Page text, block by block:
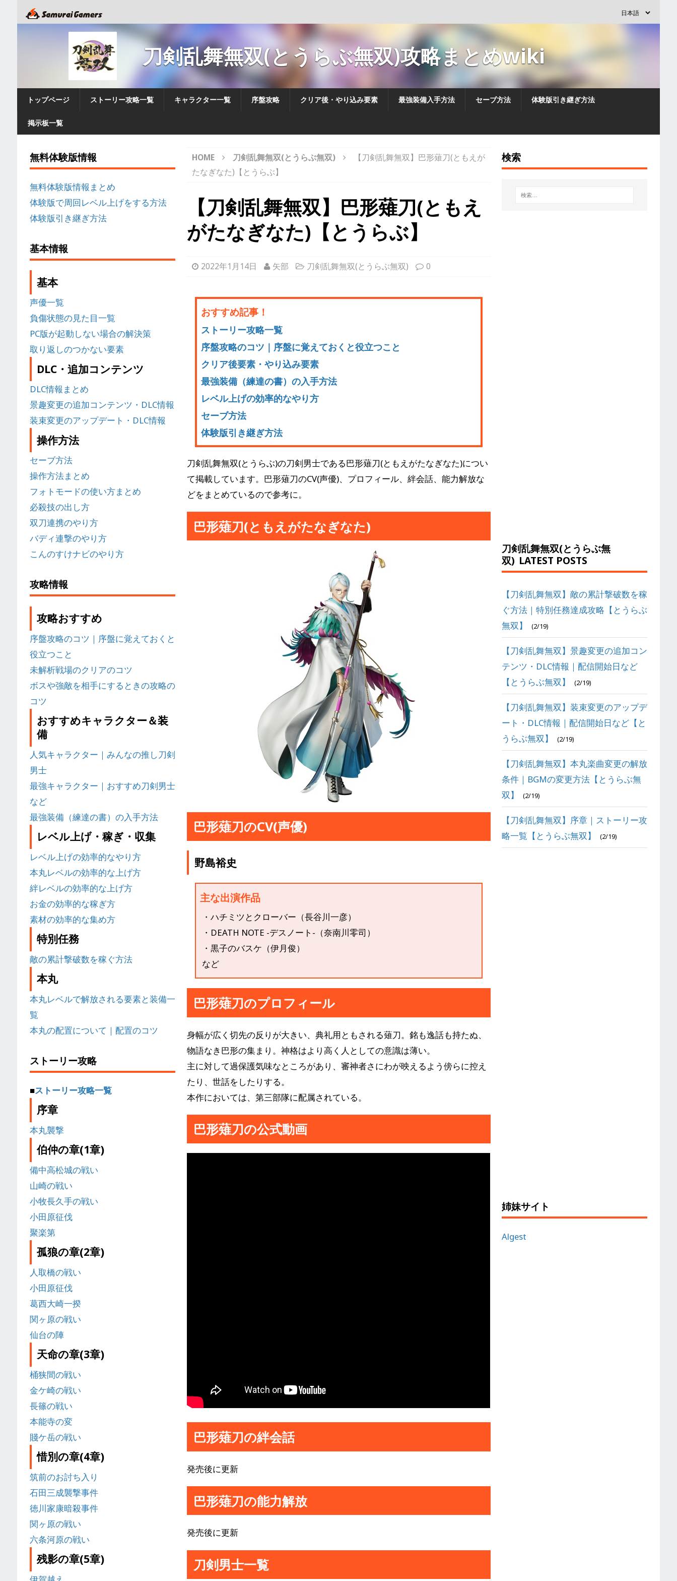
刀剣乱舞無双(とうらぶ無双)攻略まとめwiki
トップページ ストーリー攻略一覧 キャラクター一覧 序盤攻略 クリア後・やり込み要素 最強装備入手方法 セーブ方法 体験版引き継ぎ方法
掲示板一覧
HOME 刀剣乱舞無双(とうらぶ無双)
【刀剣乱舞無双】巴形薙刀(ともえが
たなぎなた)【とうらぶ】
【刀剣乱舞無双】巴形薙刀(ともえ
がたなぎなた)【とうらぶ】
2022年1月14日 矢部 刀剣乱舞無双(とうらぶ無双) 0
おすすめ記事！
ストーリー攻略一覧
序盤攻略のコツ｜序盤に覚えておくと役立つこと
クリア後要素・やり込み要素
最強装備（練達の書）の入手方法
レベル上げの効率的なやり方
セーブ方法
体験版引き継ぎ方法
刀剣乱舞無双(とうらぶ)の刀剣男士である巴形薙刀(ともえがたなぎなた)につい
て掲載しています。巴形薙刀のCV(声優)、プロフィール、絆会話、能力解放な
どをまとめているので参考に。
巴形薙刀(ともえがたなぎなた)
巴形薙刀のCV(声優)
野島裕史
主な出演作品
・ハチミツとクローバー（長谷川一彦）
・DEATH NOTE -デスノート-（奈南川零司）
・黒子のバスケ（伊月俊）
など
巴形薙刀のプロフィール
身幅が広く切先の反りが大きい、典礼用ともされる薙刀。銘も逸話も持たぬ、
物語なき巴形の集まり。神格はより高く人としての意識は薄い。
主に対して過保護気味なところがあり、審神者さにわが映えるよう傍らに控え
たり、世話をしたりする。
本作においては、第三部隊に配属されている。
巴形薙刀の公式動画
巴形薙刀の絆会話
発売後に更新
巴形薙刀の能力解放
発売後に更新
刀剣男士一覧
無料体験版情報
無料体験版情報まとめ
体験版で周回レベル上げをする方法
体験版引き継ぎ方法
基本情報
基本
声優一覧
負傷状態の見た目一覧
PC版が起動しない場合の解決策
取り返しのつかない要素
DLC・追加コンテンツ
DLC情報まとめ
景趣変更の追加コンテンツ・DLC情報
装束変更のアップデート・DLC情報
操作方法
セーブ方法
操作方法まとめ
フォトモードの使い方まとめ
必殺技の出し方
双刀連携のやり方
バディ連撃のやり方
こんのすけナビのやり方
攻略情報
攻略おすすめ
序盤攻略のコツ｜序盤に覚えておくと
役立つこと
未解析戦場のクリアのコツ
ボスや強敵を相手にするときの攻略の
コツ
おすすめキャラクター＆装
備
人気キャラクター｜みんなの推し刀剣
男士
最強キャラクター｜おすすめ刀剣男士
など
最強装備（練達の書）の入手方法
レベル上げ・稼ぎ・収集
レベル上げの効率的なやり方
本丸レベルの効率的な上げ方
絆レベルの効率的な上げ方
お金の効率的な稼ぎ方
素材の効率的な集め方
特別任務
敵の累計撃破数を稼ぐ方法
本丸
本丸レベルで解放される要素と装備一
覧
本丸の配置について｜配置のコツ
ストーリー攻略
■ストーリー攻略一覧
序章
本丸襲撃
伯仲の章(1章)
備中高松城の戦い
山崎の戦い
小牧長久手の戦い
小田原征伐
聚楽第
孤狼の章(2章)
人取橋の戦い
小田原征伐
葛西大崎一揆
関ヶ原の戦い
仙台の陣
天命の章(3章)
桶狭間の戦い
金ケ崎の戦い
長篠の戦い
本能寺の変
賤ケ岳の戦い
惜別の章(4章)
筑前のお討ち入り
石田三成襲撃事件
徳川家康暗殺事件
関ヶ原の戦い
六条河原の戦い
残影の章(5章)
検索
刀剣乱舞無双(とうらぶ無
双) LATEST POSTS
【刀剣乱舞無双】敵の累計撃破数を稼
ぐ方法｜特別任務達成攻略【とうらぶ
無双】
(2/19)
【刀剣乱舞無双】景趣変更の追加コン
テンツ・DLC情報｜配信開始日など
【とうらぶ無双】
(2/19)
【刀剣乱舞無双】装束変更のアップデ
ート・DLC情報｜配信開始日など【と
うらぶ無双】
(2/19)
【刀剣乱舞無双】本丸楽曲変更の解放
条件｜BGMの変更方法【とうらぶ無
双】
(2/19)
【刀剣乱舞無双】序章｜ストーリー攻
略一覧【とうらぶ無双】
(2/19)
姉妹サイト
Algest